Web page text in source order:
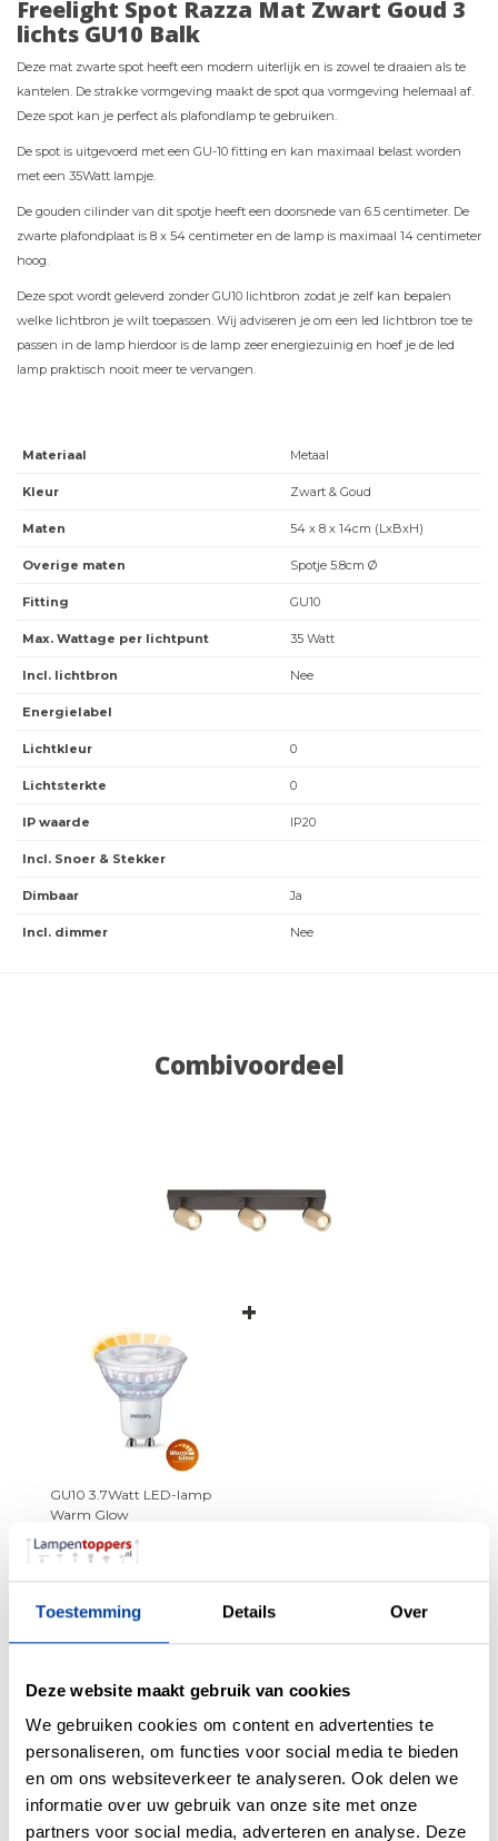
Toestemming Details Over
Deze website maakt gebruik van cookies
We gebruiken cookies om content en advertenties te
personaliseren, om functies voor social media te bieden
en om ons websiteverkeer te analyseren. Ook delen we
informatie over uw gebruik van onze site met onze
partners voor social media, adverteren en analyse. Deze
Freelight Spot Razza Mat Zwart Goud 3
lichts GU10 Balk
Deze mat zwarte spot heeft een modern uiterlijk en is zowel te draaien als te
kantelen. De strakke vormgeving maakt de spot qua vormgeving helemaal af.
Deze spot kan je perfect als plafondlamp te gebruiken.
De spot is uitgevoerd met een GU-10 fitting en kan maximaal belast worden
met een 35Watt lampje.
De gouden cilinder van dit spotje heeft een doorsnede van 6.5 centimeter. De
zwarte plafondplaat is 8 x 54 centimeter en de lamp is maximaal 14 centimeter
hoog.
Deze spot wordt geleverd zonder GU10 lichtbron zodat je zelf kan bepalen
welke lichtbron je wilt toepassen. Wij adviseren je om een led lichtbron toe te
passen in de lamp hierdoor is de lamp zeer energiezuinig en hoef je de led
lamp praktisch nooit meer te vervangen.
Materiaal Metaal
Kleur Zwart & Goud
Maten 54 x 8 x 14cm (LxBxH)
Overige maten Spotje 5.8cm Ø
Fitting GU10
Max. Wattage per lichtpunt 35 Watt
Incl. lichtbron Nee
Energielabel
Lichtkleur 0
Lichtsterkte 0
IP waarde IP20
Incl. Snoer & Stekker
Dimbaar Ja
Incl. dimmer Nee
Combivoordeel
+
GU10 3.7Watt LED-lamp
Warm Glow
Lamp + 3x Philips GU10 3.7Watt
LED-lamp Warm Glow
128,85
125,27
+ TOEVOEGEN AAN WINKELWAGEN